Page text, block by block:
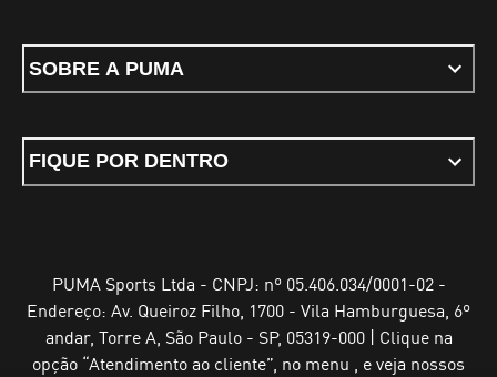
SOBRE A PUMA
FIQUE POR DENTRO
PUMA Sports Ltda - CNPJ: nº 05.406.034/0001-02 -
Endereço: Av. Queiroz Filho, 1700 - Vila Hamburguesa, 6º
andar, Torre A, São Paulo - SP, 05319-000 | Clique na
opção “Atendimento ao cliente”, no menu , e veja nossos